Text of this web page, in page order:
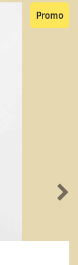
Promo